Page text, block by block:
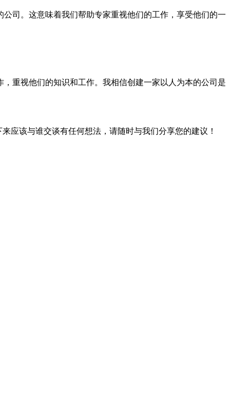
公司。这意味着我们帮助专家重视他们的工作，享受他们的一
重视他们的知识和工作。我相信创建一家以人为本的公司是
应该与谁交谈有任何想法，请随时与我们分享您的建议！